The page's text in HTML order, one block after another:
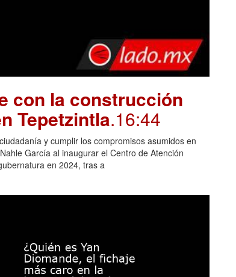
con la construcción
Tepetzintla.16:44
y cumplir los compromisos asumidos en
García al inaugurar el Centro de Atención
en 2024, tras a